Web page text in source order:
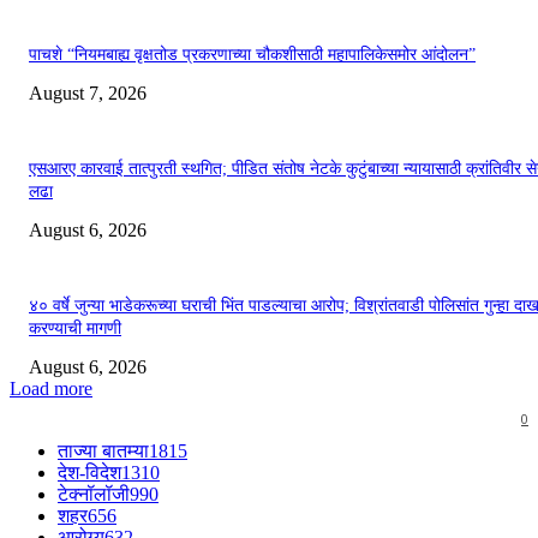
पाचशे “नियमबाह्य वृक्षतोड प्रकरणाच्या चौकशीसाठी महापालिकेसमोर आंदोलन”
August 7, 2026
एसआरए कारवाई तात्पुरती स्थगित; पीडित संतोष नेटके कुटुंबाच्या न्यायासाठी क्रांतिवीर
लढा
August 6, 2026
४० वर्षे जुन्या भाडेकरूच्या घराची भिंत पाडल्याचा आरोप; विश्रांतवाडी पोलिसांत गुन्हा
करण्याची मागणी
August 6, 2026
Load more
0
ताज्या बातम्या1815
देश-विदेश1310
टेक्नॉलॉजी990
शहर656